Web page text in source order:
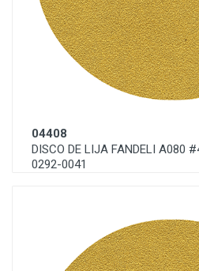
04408
DISCO DE LIJA FANDELI A080
0292-0041